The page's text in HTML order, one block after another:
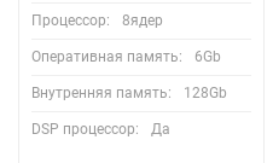
Процессор: 8ядер
Оперативная память: 6Gb
Внутренняя память: 128Gb
DSP процессор: Да